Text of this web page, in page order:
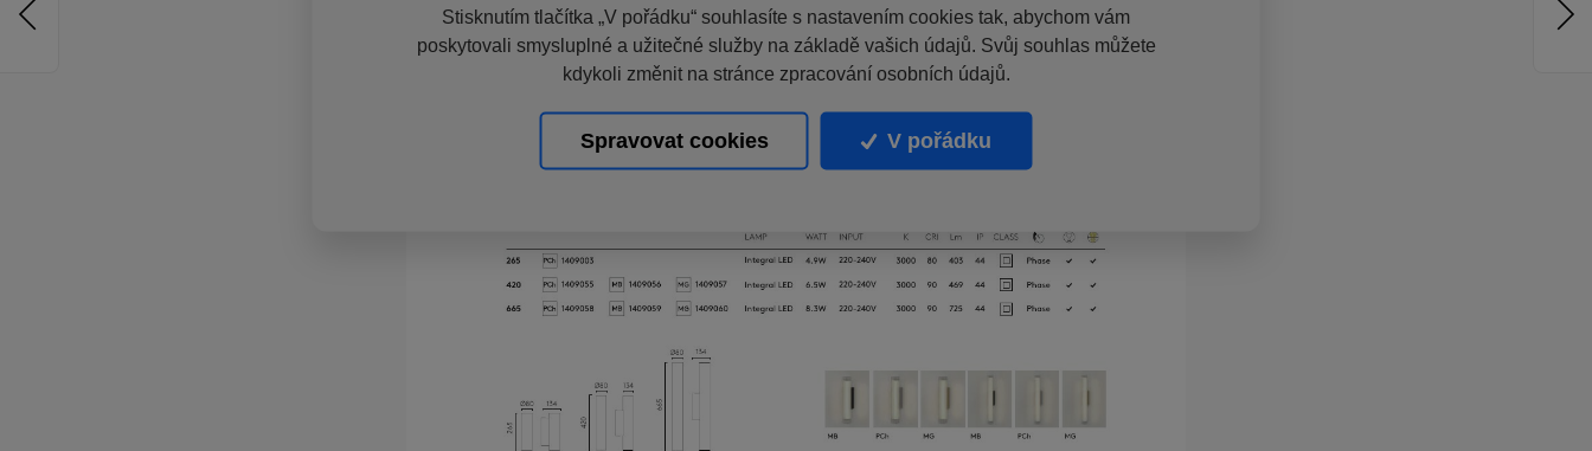
Stisknutím tlačítka „V pořádku“ souhlasíte s nastavením cookies tak, abychom vám
poskytovali smysluplné a užitečné služby na základě vašich údajů. Svůj souhlas můžete
kdykoli změnit na stránce zpracování osobních údajů.
Spravovat cookies V pořádku